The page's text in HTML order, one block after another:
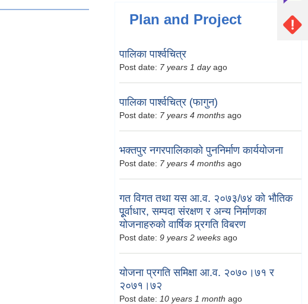
Plan and Project
पालिका पार्श्वचित्र
Post date: 7 years 1 dayago
पालिका पार्श्वचित्र (फागुन)
Post date: 7 years 4 months ago
भक्तपुर नगरपालिकाको पुननिर्माण कार्ययोजना
Post date: 7 years 4 months ago
गत विगत तथा यस आ.व. २०७३/७४ को भौतिक
पूूर्वाधार, सम्पदा संरक्षण र अन्य निर्माणका
योजनाहरुको वार्षिक प्र्रगति विबरण
Post date: 9 years 2 weeks ago
योजना प्रगति समिक्षा आ.व. २०७०।७१ र
२०७१।७२
Post date: 10 years 1 month ago